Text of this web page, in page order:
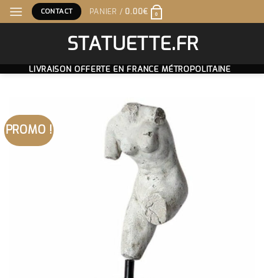
Skip
to
CONTACT PANIER / 0.00€ 0
STATUETTE.FR
LIVRAISON OFFERTE EN FRANCE MÉTROPOLITAINE
PROMO !